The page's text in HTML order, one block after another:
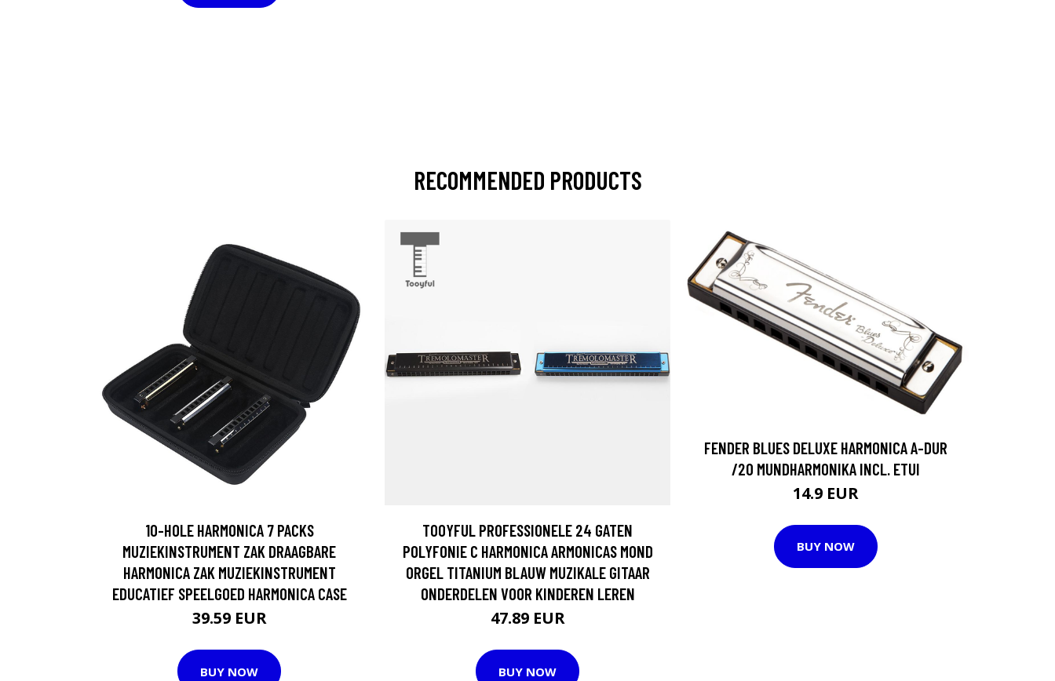
RECOMMENDED PRODUCTS
10-HOLE HARMONICA 7 PACKS
MUZIEKINSTRUMENT ZAK DRAAGBARE
HARMONICA ZAK MUZIEKINSTRUMENT
EDUCATIEF SPEELGOED HARMONICA CASE
39.59 EUR
BUY NOW
TOOYFUL PROFESSIONELE 24 GATEN
POLYFONIE C HARMONICA ARMONICAS MOND
ORGEL TITANIUM BLAUW MUZIKALE GITAAR
ONDERDELEN VOOR KINDEREN LEREN
47.89 EUR
BUY NOW
FENDER BLUES DELUXE HARMONICA A-DUR
/20 MUNDHARMONIKA INCL. ETUI
14.9 EUR
BUY NOW